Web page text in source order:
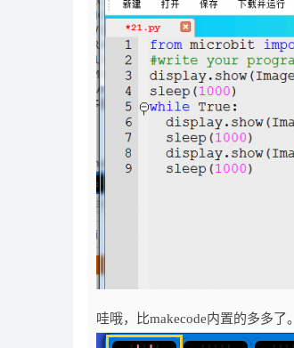
哇哦，比makecode内置的多多了。